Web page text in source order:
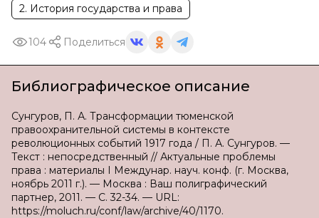
2. История государства и права
104 Поделиться
Библиографическое описание
Сунгуров, П. А. Трансформации тюменской
правоохранительной системы в контексте
революционных событий 1917 года / П. А. Сунгуров. —
Текст : непосредственный // Актуальные проблемы
права : материалы I Междунар. науч. конф. (г. Москва,
ноябрь 2011 г.). — Москва : Ваш полиграфический
партнер, 2011. — С. 32-34. — URL:
https://moluch.ru/conf/law/archive/40/1170.